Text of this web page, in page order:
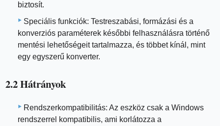
biztosít.
Speciális funkciók: Testreszabási, formázási és a
konverziós paraméterek későbbi felhasználásra történő
mentési lehetőségeit tartalmazza, és többet kínál, mint
egy egyszerű konverter.
2.2 Hátrányok
Rendszerkompatibilitás: Az eszköz csak a Windows
rendszerrel kompatibilis, ami korlátozza a